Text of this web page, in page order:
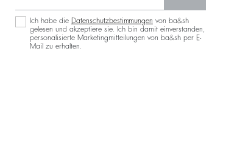
Ich habe die Datenschutzbestimmungen von ba&sh
gelesen und akzeptiere sie. Ich bin damit einverstanden,
personalisierte Marketingmitteilungen von ba&sh per E-
Mail zu erhalten.